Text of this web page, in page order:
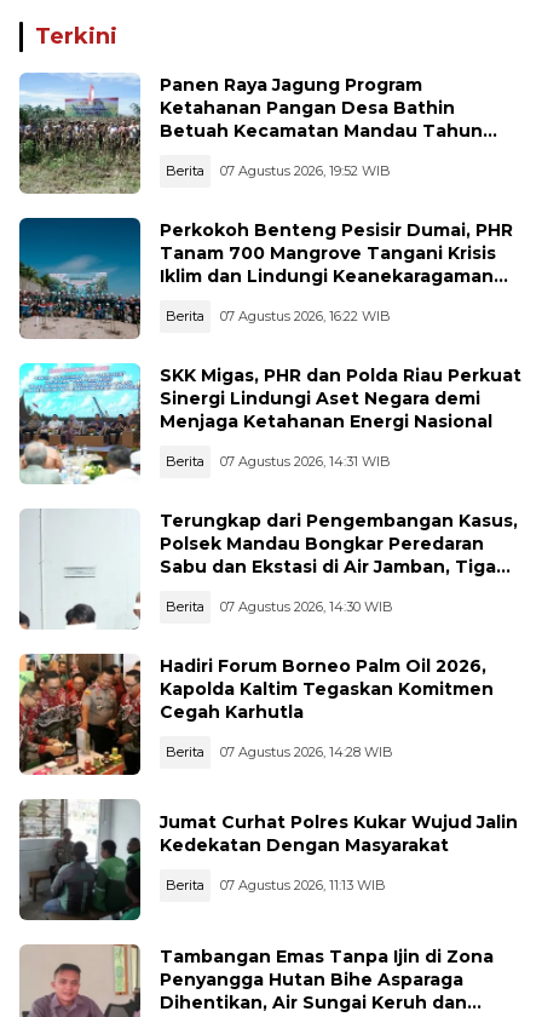
Terkini
Panen Raya Jagung Program
Ketahanan Pangan Desa Bathin
Betuah Kecamatan Mandau Tahun
Berita 07 Agustus 2026, 19:52 WIB
Perkokoh Benteng Pesisir Dumai, PHR
Tanam 700 Mangrove Tangani Krisis
Iklim dan Lindungi Keanekaragaman
Berita 07 Agustus 2026, 16:22 WIB
SKK Migas, PHR dan Polda Riau Perkuat
Sinergi Lindungi Aset Negara demi
Menjaga Ketahanan Energi Nasional
Berita 07 Agustus 2026, 14:31 WIB
Terungkap dari Pengembangan Kasus,
Polsek Mandau Bongkar Peredaran
Sabu dan Ekstasi di Air Jamban, Tiga
Berita 07 Agustus 2026, 14:30 WIB
Hadiri Forum Borneo Palm Oil 2026,
Kapolda Kaltim Tegaskan Komitmen
Cegah Karhutla
Berita 07 Agustus 2026, 14:28 WIB
Jumat Curhat Polres Kukar Wujud Jalin
Kedekatan Dengan Masyarakat
Berita 07 Agustus 2026, 11:13 WIB
Tambangan Emas Tanpa Ijin di Zona
Penyangga Hutan Bihe Asparaga
Dihentikan, Air Sungai Keruh dan